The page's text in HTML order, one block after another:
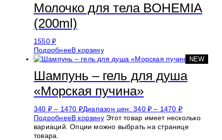
Молочко для тела BOHEMIA
(200ml)
1550₽
ПодробнееВ корзину
NEW
Шампунь – гель для душа
«Морская пучина»
340 ₽ – 1470 ₽Диапазон цен: 340 ₽ – 1470 ₽
ПодробнееВ корзину Этот товар имеет несколько
вариаций. Опции можно выбрать на странице
товара.